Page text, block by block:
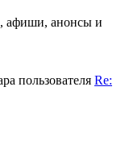
афиши, анонсы и
Re: